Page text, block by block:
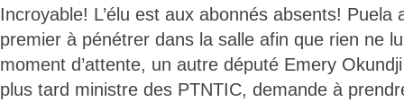
Incroyable! L’élu est aux abonnés absents! Puela
premier à pénétrer dans la salle afin que rien ne
moment d’attente, un autre député Emery
plus tard ministre des PTNTIC, demande à